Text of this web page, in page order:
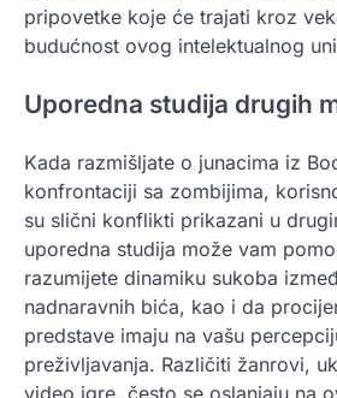
pripovetke koje će trajati kroz
budućnost ovog intelektualnog
Uporedna studija drugih
Kada razmišljate o junacima iz
konfrontaciji sa zombijima,
su slični konflikti prikazani u
uporedna studija može vam
razumijete dinamiku sukoba
nadnaravnih bića, kao i da
predstave imaju na vašu
preživljavanja. Različiti žanrovi,
video igre, često se oslanjaju na